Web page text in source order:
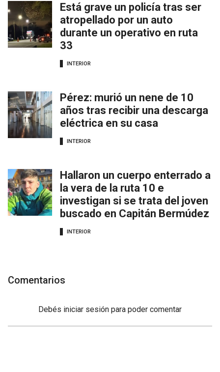
Está grave un policía tras ser
atropellado por un auto
durante un operativo en ruta
33
INTERIOR
Pérez: murió un nene de 10
años tras recibir una descarga
eléctrica en su casa
INTERIOR
Hallaron un cuerpo enterrado a
la vera de la ruta 10 e
investigan si se trata del joven
buscado en Capitán Bermúdez
INTERIOR
Comentarios
Debés iniciar sesión para poder comentar